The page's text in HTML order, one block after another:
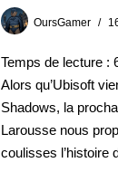
OursGamer
Temps de lecture :
Alors qu’Ubisoft
Shadows, la
Larousse nous
coulisses l’histoire